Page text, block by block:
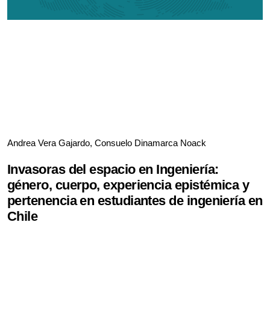
Andrea Vera Gajardo, Consuelo Dinamarca Noack
Invasoras del espacio en Ingeniería:
género, cuerpo, experiencia epistémica y
pertenencia en estudiantes de ingeniería en
Chile